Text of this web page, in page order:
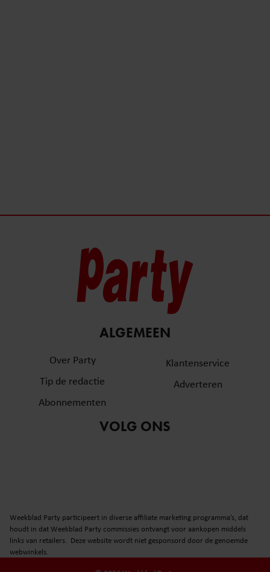
ALGEMEEN
Over Party
Tip de redactie
Abonnementen
Klantenservice
Adverteren
VOLG ONS
Weekblad Party participeert in diverse affiliate marketing programma’s, dat
houdt in dat Weekblad Party commissies ontvangt voor aankopen middels
links van retailers. Deze website wordt niet gesponsord door de genoemde
webwinkels.